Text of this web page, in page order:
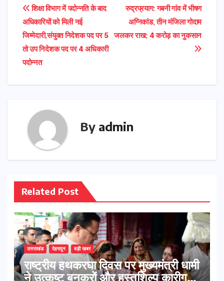
Post
navigation
रुद्रप्रयाग: गबनी गांव में भीषण
अग्निकांड, तीन मंजिला गोदाम
जलकर राख; 4 करोड़ का नुकसान
शिक्षा विभाग में पदोन्नति के बाद
अधिकारियों को मिली नई
जिम्मेदारी,संयुक्त निदेशक पद पर 5
तो उप निदेशक पद पर 4 अधिकारी
पदोन्नत
By admin
Related Post
उत्तराखंड देहरादून बड़ी खबर
राष्ट्रीय हथकरघा दिवस पर मुख्यमंत्री धामी
ने उत्कृष्ट बुनकरों और हस्तशिल्प कारीगरों